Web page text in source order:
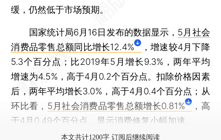
缓，仍然低于市场预期。
国家统计局6月16日发布的数据显示， 5月社会
消费品零售总额同比增长12.4%
，增速较4月下降
5.3个百分点；比2019年5月增长9.3%，两年平均
增速为4.5%，高于4月0.2个百分点。扣除价格因素
后，两年平均增长3.0%，高于4月0.4个百分点；从
环比看， 5月社会消费品零售总额增长0.81%
，高
于4月0.49个百分点，显示消费修复小幅加速。
本文共计1200字 订阅后继续阅读